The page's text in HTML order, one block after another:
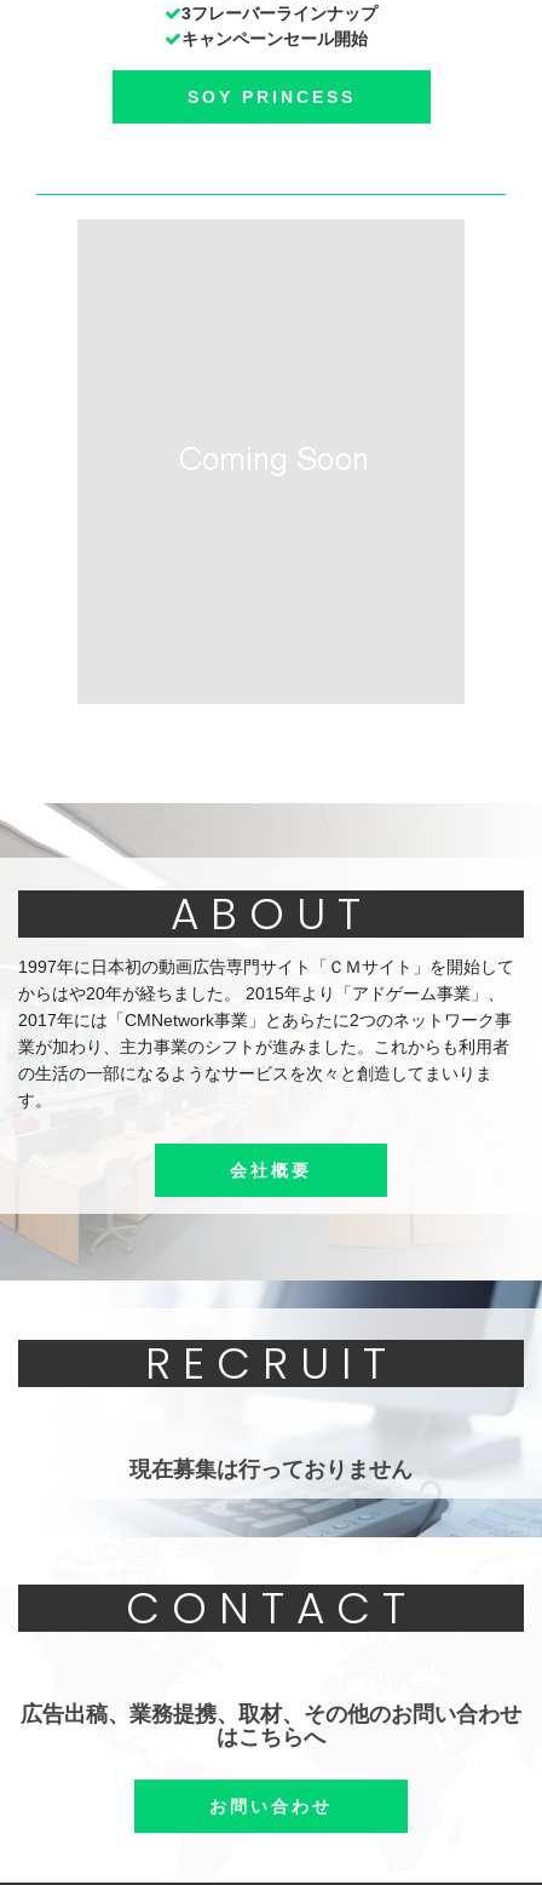
3フレーバーラインナップ
キャンペーンセール開始
SOY PRINCESS
ABOUT
1997年に日本初の動画広告専門サイト「ＣＭサイト」を開始して
からはや20年が経ちました。 2015年より「アドゲーム事業」、
2017年には「CMNetwork事業」とあらたに2つのネットワーク事
業が加わり、主力事業のシフトが進みました。これからも利用者
の生活の一部になるようなサービスを次々と創造してまいりま
す。
会社概要
RECRUIT
現在募集は行っておりません
CONTACT
広告出稿、業務提携、取材、その他のお問い合わせ
はこちらへ
お問い合わせ